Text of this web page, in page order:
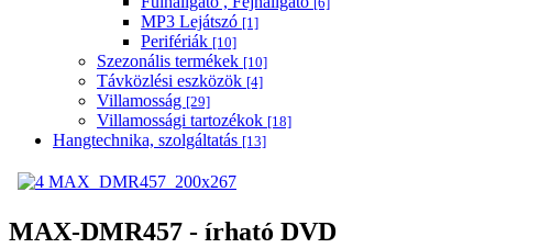
MP3 Lejátszó [1]
Perifériák [10]
Szezonális termékek [10]
Távközlési eszközök [4]
Villamosság [29]
Villamossági tartozékok [18]
Hangtechnika, szolgáltatás [13]
MAX-DMR457 - írható DVD